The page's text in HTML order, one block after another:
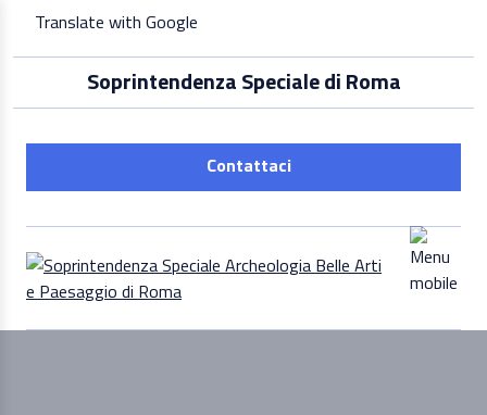
content
Translate with Google
Soprintendenza Speciale di Roma
Contattaci